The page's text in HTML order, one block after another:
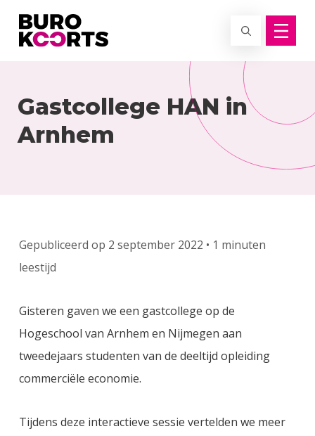
Terug naar home
Gastcollege HAN in
Arnhem
Gepubliceerd op 2 september 2022 • 1 minuten
leestijd
Gisteren gaven we een gastcollege op de
Hogeschool van Arnhem en Nijmegen aan
tweedejaars studenten van de deeltijd opleiding
commerciële economie.
Tijdens deze interactieve sessie vertelden we meer